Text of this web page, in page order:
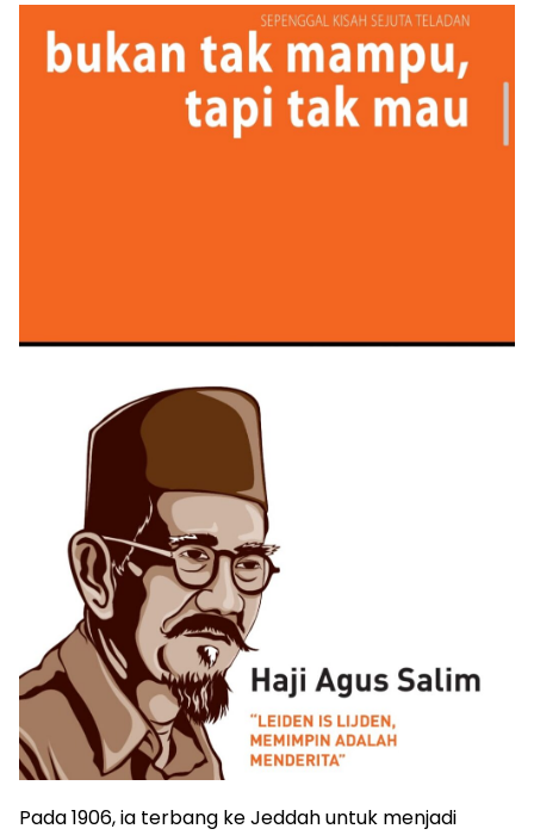
Pada 1906, ia terbang ke Jeddah untuk menjadi